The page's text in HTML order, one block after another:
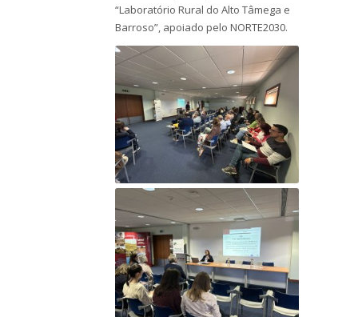
“Laboratório Rural do Alto Tâmega e
Barroso”, apoiado pelo NORTE2030.